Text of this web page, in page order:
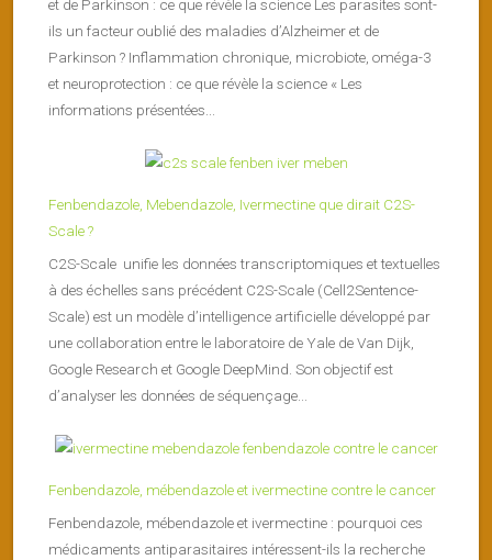
et de Parkinson : ce que révèle la science Les parasites sont-
ils un facteur oublié des maladies d’Alzheimer et de
Parkinson ? Inflammation chronique, microbiote, oméga-3
et neuroprotection : ce que révèle la science « Les
informations présentées...
Fenbendazole, Mebendazole, Ivermectine que dirait C2S-
Scale ?
C2S-Scale unifie les données transcriptomiques et textuelles
à des échelles sans précédent C2S-Scale (Cell2Sentence-
Scale) est un modèle d’intelligence artificielle développé par
une collaboration entre le laboratoire de Yale de Van Dijk,
Google Research et Google DeepMind. Son objectif est
d’analyser les données de séquençage...
Fenbendazole, mébendazole et ivermectine contre le cancer
Fenbendazole, mébendazole et ivermectine : pourquoi ces
médicaments antiparasitaires intéressent-ils la recherche